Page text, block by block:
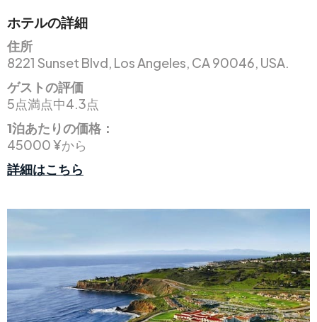
ホテルの詳細
住所
8221 Sunset Blvd, Los Angeles, CA 90046, USA.
ゲストの評価
5点満点中4.3点
1泊あたりの価格：
45000 ¥から
詳細はこちら